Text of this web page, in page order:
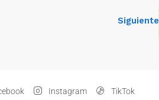
Siguiente
Instagram TikTok